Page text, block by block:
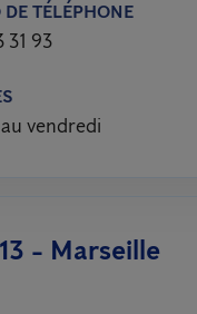
DE TÉLÉPHONE
31 93
vendredi
13 - Marseille